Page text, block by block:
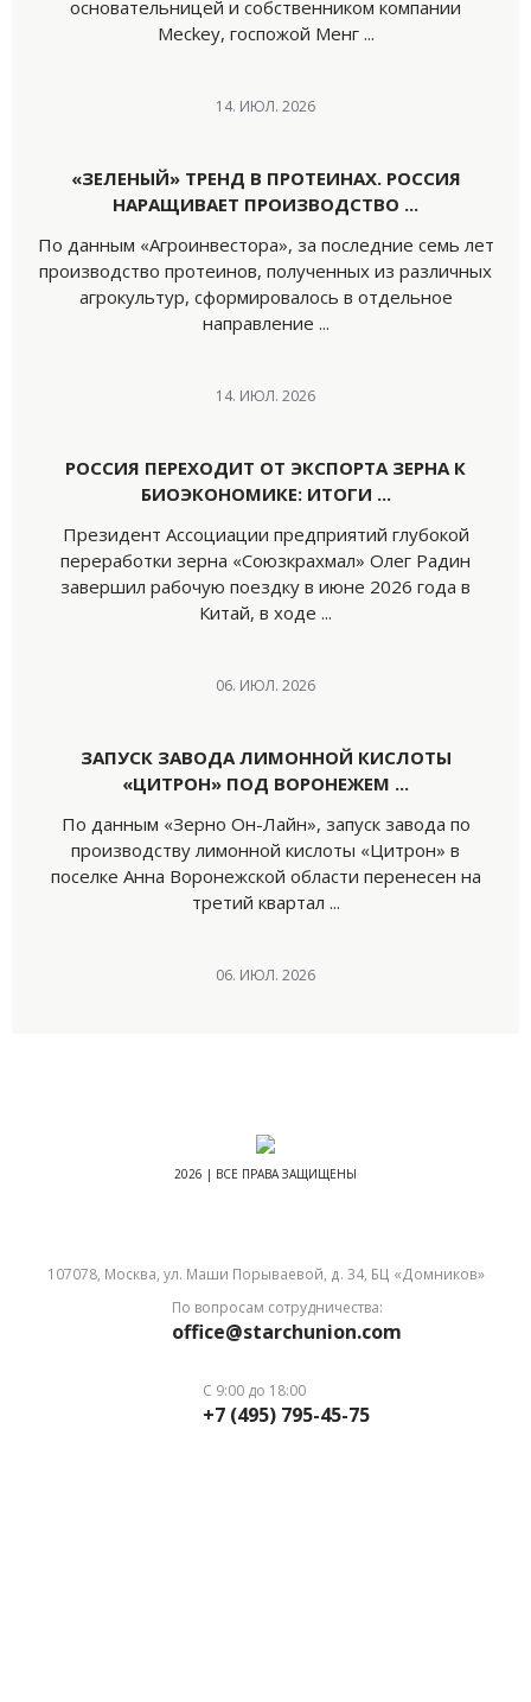
основательницей и собственником компании
Meckey, госпожой Менг ...
14. ИЮЛ. 2026
«ЗЕЛЕНЫЙ» ТРЕНД В ПРОТЕИНАХ. РОССИЯ
НАРАЩИВАЕТ ПРОИЗВОДСТВО ...
По данным «Агроинвестора», за последние семь лет
производство протеинов, полученных из различных
агрокультур, сформировалось в отдельное
направление ...
14. ИЮЛ. 2026
РОССИЯ ПЕРЕХОДИТ ОТ ЭКСПОРТА ЗЕРНА К
БИОЭКОНОМИКЕ: ИТОГИ ...
Президент Ассоциации предприятий глубокой
переработки зерна «Союзкрахмал» Олег Радин
завершил рабочую поездку в июне 2026 года в
Китай, в ходе ...
06. ИЮЛ. 2026
ЗАПУСК ЗАВОДА ЛИМОННОЙ КИСЛОТЫ
«ЦИТРОН» ПОД ВОРОНЕЖЕМ ...
По данным «Зерно Он-Лайн», запуск завода по
производству лимонной кислоты «Цитрон» в
поселке Анна Воронежской области перенесен на
третий квартал ...
06. ИЮЛ. 2026
2026 | ВСЕ ПРАВА ЗАЩИЩЕНЫ
107078, Москва, ул. Маши Порываевой, д. 34, БЦ «Домников»
По вопросам сотрудничества:
office@starchunion.com
С 9:00 до 18:00
+7 (495) 795-45-75